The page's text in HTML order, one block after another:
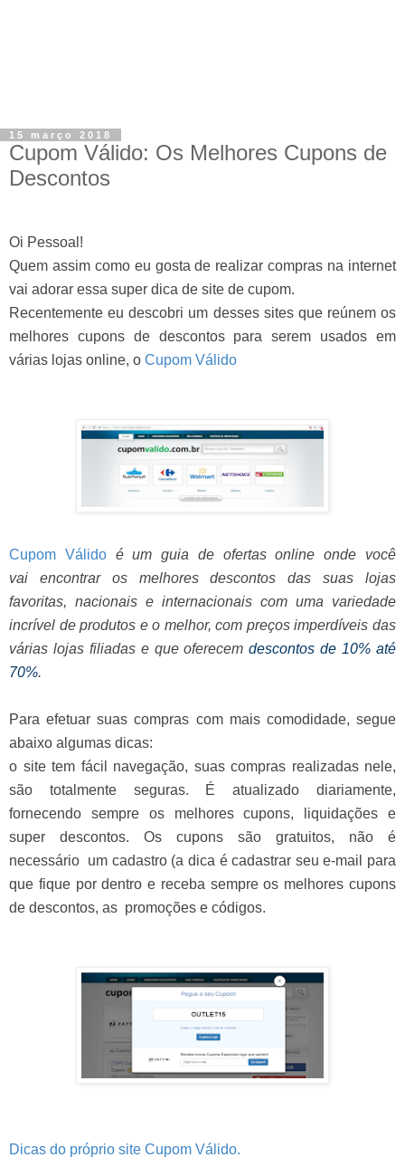
15 março 2018
Cupom Válido: Os Melhores Cupons de
Descontos
Oi Pessoal!
Quem assim como eu gosta de realizar compras na internet
vai adorar essa super dica de site de cupom.
Recentemente eu descobri um desses sites que reúnem os
melhores cupons de descontos para serem usados em
várias lojas online, o Cupom Válido
Cupom Válidoé um guia de ofertas online onde você
vai encontrar os melhores descontos das suas lojas
favoritas, nacionais e internacionais com uma variedade
incrível de produtos e o melhor, com preços imperdíveis das
várias lojas filiadas e que oferecemdescontos de 10% até
70%.
Para efetuar suas compras com mais comodidade, segue
abaixo algumas dicas:
o site tem fácil navegação, suas compras realizadas nele,
são totalmente seguras. É atualizado diariamente,
fornecendo sempre os melhores cupons, liquidações e
super descontos. Os cupons são gratuitos, não é
necessário um cadastro (a dica é cadastrar seu e-mail para
que fique por dentro e receba sempre os melhores cupons
de descontos, as promoções e códigos.
Dicas do próprio site Cupom Válido.